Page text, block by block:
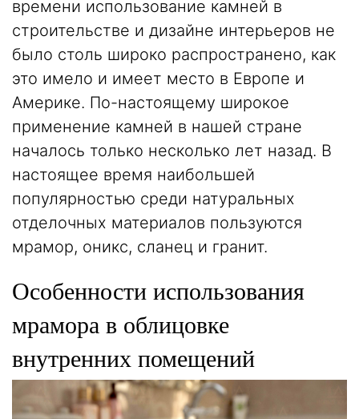
времени использование камней в
строительстве и дизайне интерьеров не
было столь широко распространено, как
это имело и имеет место в Европе и
Америке. По-настоящему широкое
применение камней в нашей стране
началось только несколько лет назад. В
настоящее время наибольшей
популярностью среди натуральных
отделочных материалов пользуются
мрамор, оникс, сланец и гранит.
Особенности использования
мрамора в облицовке
внутренних помещений